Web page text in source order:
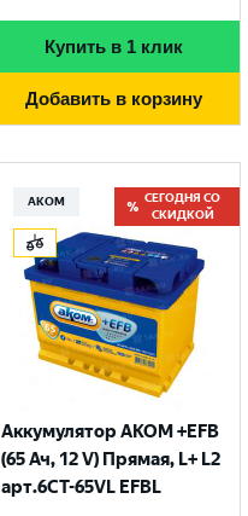
Купить в 1 клик
Добавить в корзину
АКОМ
СЕГОДНЯ СО
СКИДКОЙ
Аккумулятор AKOM +EFB
(65 Ач, 12 V) Прямая, L+ L2
арт.6СТ-65VL EFBL